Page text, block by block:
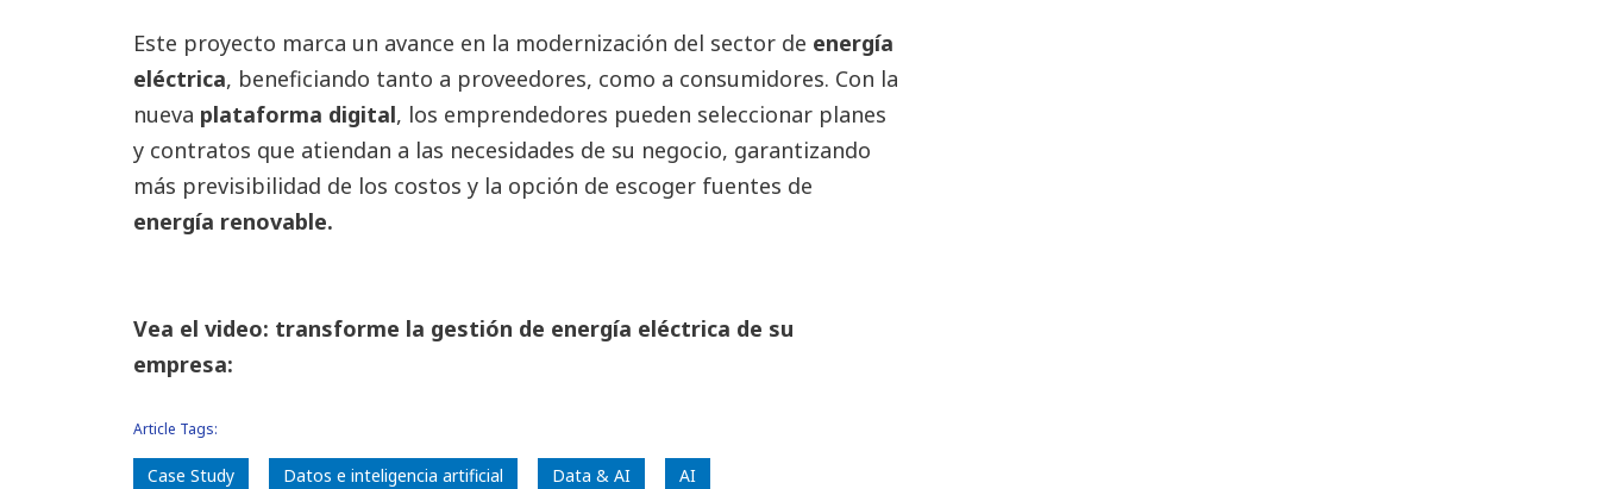
Este proyecto marca un avance en la modernización del sector de energía
eléctrica, beneficiando tanto a proveedores, como a consumidores. Con la
nueva plataforma digital, los emprendedores pueden seleccionar planes
y contratos que atiendan a las necesidades de su negocio, garantizando
más previsibilidad de los costos y la opción de escoger fuentes de
energía renovable.
Vea el video: transforme la gestión de energía eléctrica de su
empresa:
Article Tags:
Case Study Datos e inteligencia artificial Data & AI AI